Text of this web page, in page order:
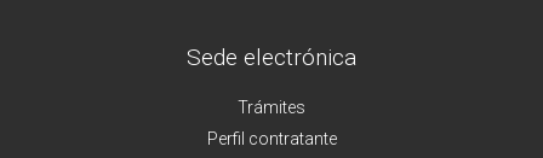
Sede electrónica
Trámites
Perfil contratante